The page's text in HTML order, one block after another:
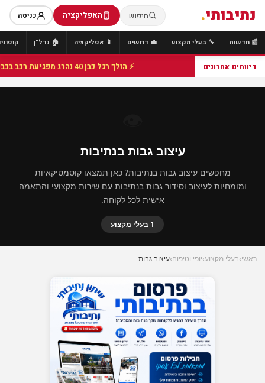
נתיבותי. חיפוש האפליקציה כניסה
📰 חדשות 🔧 בעלי מקצוע 💼 דרושים 📱 אפליקציה 🏠 נדל"ן
דיווחים אחרונים ⚡ הולך רגל כבן 40 נהרג מפגיעת רכב בכביש 25 סמוך לצומת הנשיא, מתנדבי זק"א פועלו בזירה
עיצוב גבות בנתיבות
מחפשים עיצוב גבות בנתיבות? כאן תמצאו קוסמטיקאיות
ומומחיות לעיצוב וסידור גבות בנתיבות עם שירות מקצועי והתאמה
אישית לכל לקוחה.
1 בעלי מקצוע
ראשי›בעלי מקצוע›יופי וטיפוח›עיצוב גבות